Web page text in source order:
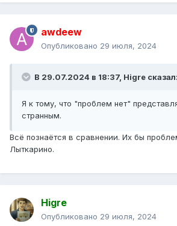
awdeew
Опубликовано 29 июля, 2024
В 29.07.2024 в 18:37, Higre сказал:
Я к тому, что "проблем нет"
странным.
Всё познаётся в сравнении. Их бы
Лыткарино.
Higre
Опубликовано 29 июля, 2024